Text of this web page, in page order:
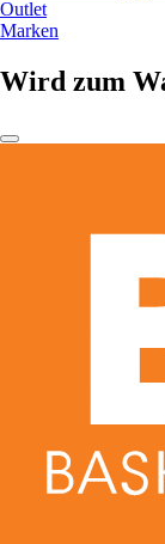
Outlet
Marken
Wird zum